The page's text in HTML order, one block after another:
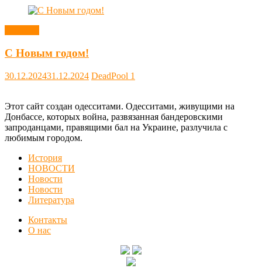
С Новым годом!
30.12.202431.12.2024 DeadPool 1
Этот сайт создан одесситами. Одесситами, живущими на
Донбассе, которых война, развязанная бандеровскими
запроданцами, правящими бал на Украине, разлучила с
любимым городом.
История
НОВОСТИ
Новости
Новости
Литература
Контакты
О нас